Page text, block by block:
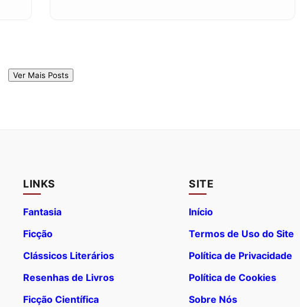
Ver Mais Posts
LINKS
Fantasia
Ficção
Clássicos Literários
Resenhas de Livros
Ficção Científica
SITE
Início
Termos de Uso do Site
Política de Privacidade
Política de Cookies
Sobre Nós